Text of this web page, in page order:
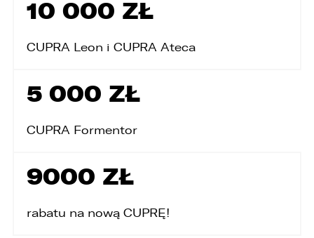
10 000 ZŁ
CUPRA Leon i CUPRA Ateca
5 000 ZŁ
CUPRA Formentor
9000 ZŁ
rabatu na nową CUPRĘ!
W związku z realizacją wymogów
sprawie ochrony osób fizycznych w związku z
przetwarzaniem danych osobowych i w sprawie
uchylenia dyrektywy 95/46/WE (ogólne
przysługujących Państwu prawach z tym
1. Współadministratorami danych osobowych